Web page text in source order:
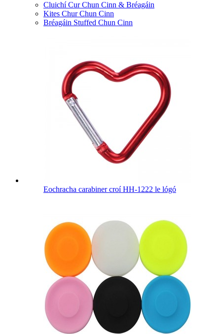
Cluichí Cur Chun Cinn & Bréagáin
Kites Chur Chun Cinn
Bréagáin Stuffed Chun Cinn
Eochracha carabiner croí HH-1222 le lógó